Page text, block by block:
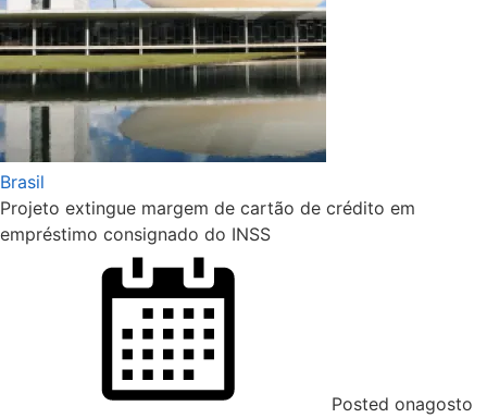
Brasil
Projeto extingue margem de cartão de crédito em
empréstimo consignado do INSS
Posted onagosto